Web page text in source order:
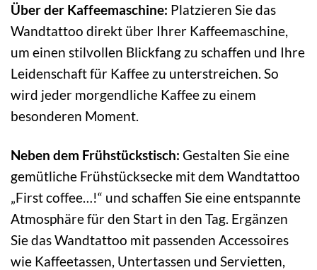
Über der Kaffeemaschine: Platzieren Sie das
Wandtattoo direkt über Ihrer Kaffeemaschine,
um einen stilvollen Blickfang zu schaffen und Ihre
Leidenschaft für Kaffee zu unterstreichen. So
wird jeder morgendliche Kaffee zu einem
besonderen Moment.
Neben dem Frühstückstisch: Gestalten Sie eine
gemütliche Frühstücksecke mit dem Wandtattoo
„First coffee…!“ und schaffen Sie eine entspannte
Atmosphäre für den Start in den Tag. Ergänzen
Sie das Wandtattoo mit passenden Accessoires
wie Kaffeetassen, Untertassen und Servietten,